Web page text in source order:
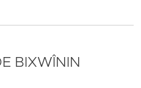
BIXWÎNIN